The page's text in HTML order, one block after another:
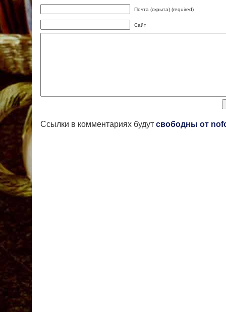
Почта (скрыта) (required)
Сайт
Ссылки в комментариях будут свободны от